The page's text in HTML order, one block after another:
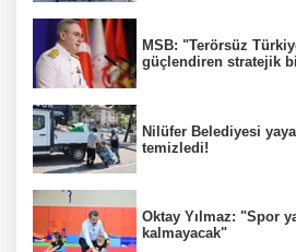
MSB: "Terörsüz
güçlendiren stratejik
Nilüfer Belediyesi
temizledi!
Oktay Yılmaz: "Spor
kalmayacak"